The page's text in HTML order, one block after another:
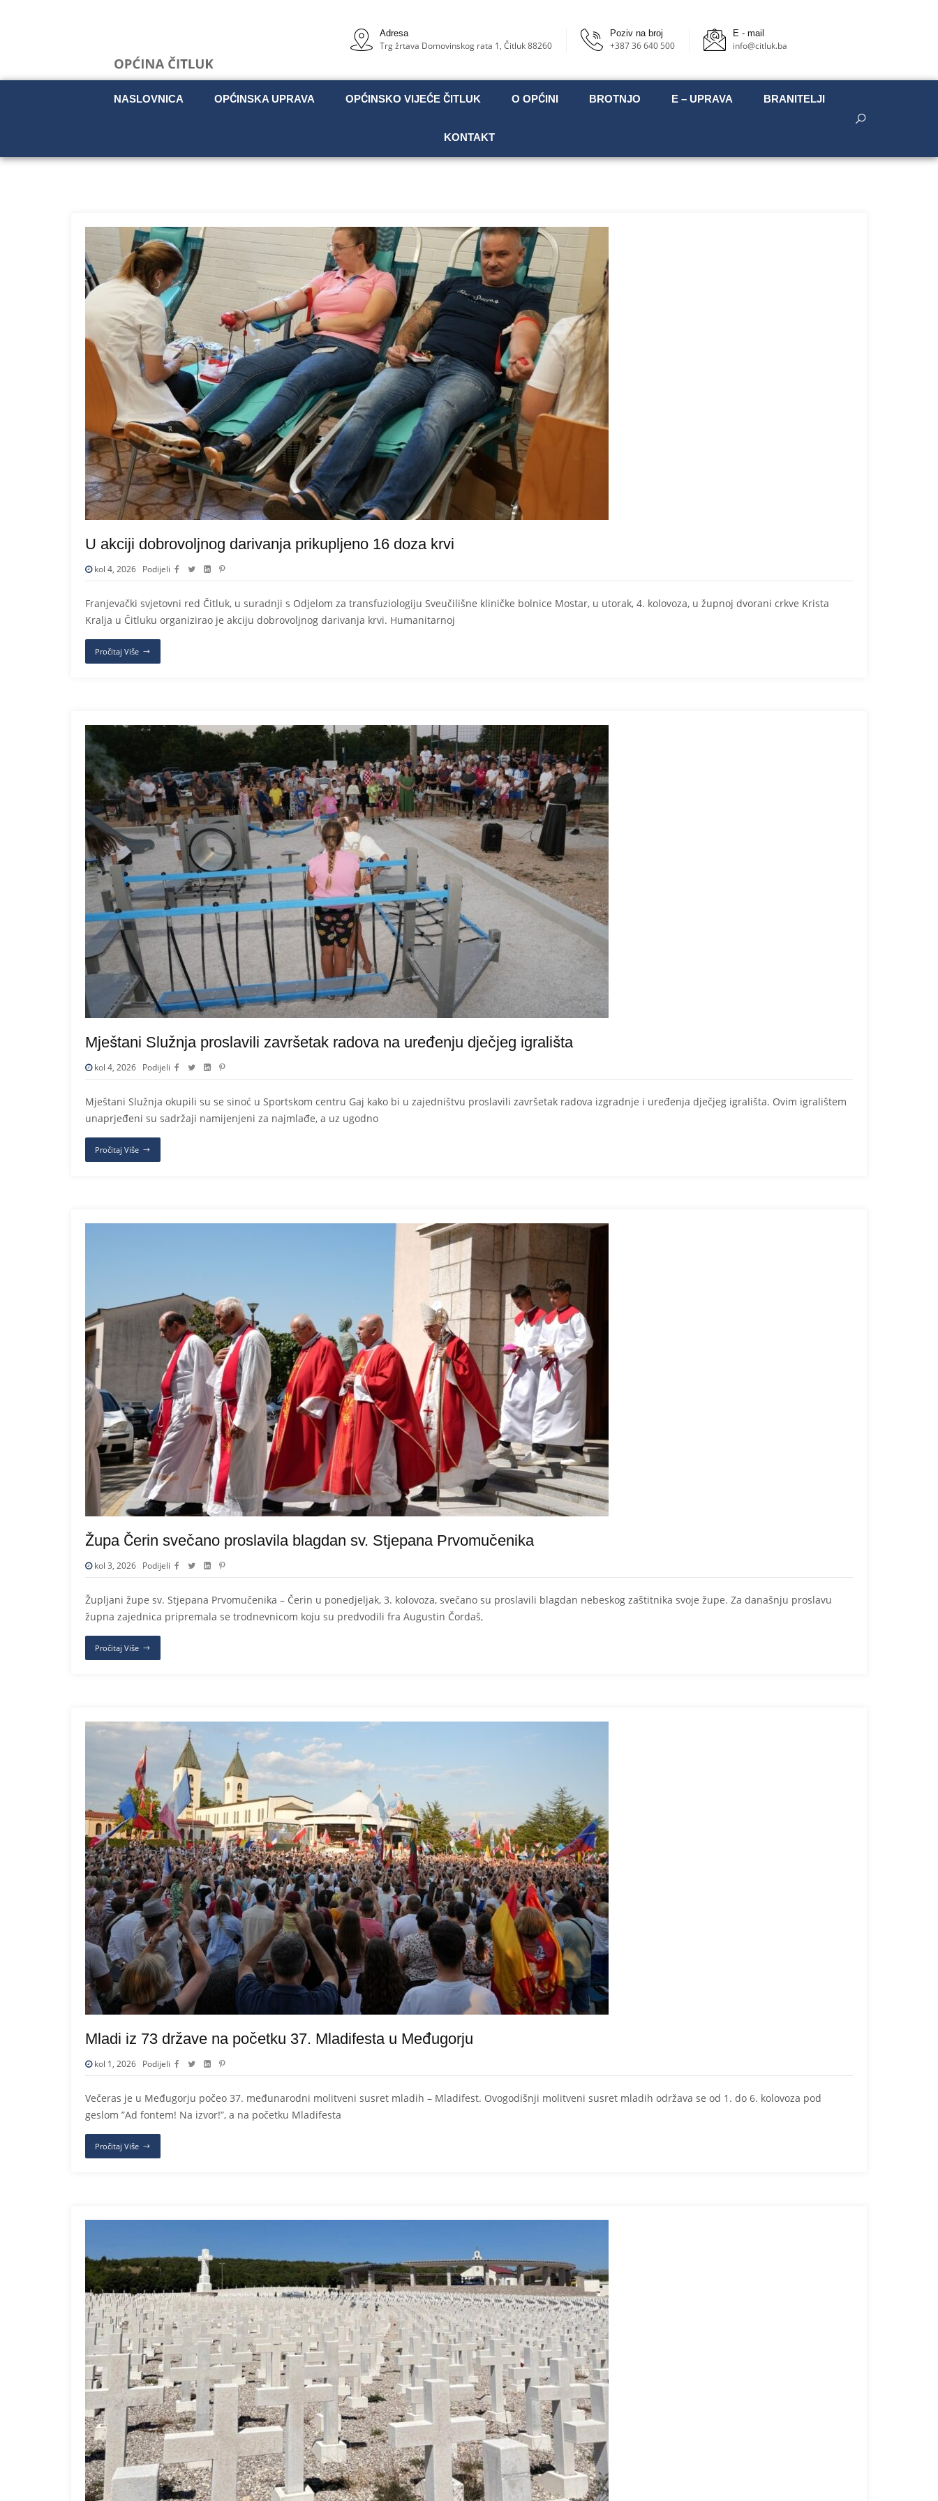
Adresa
Trg žrtava Domovinskog rata 1, Čitluk 88260
Poziv na broj
+387 36 640 500
E - mail
info@citluk.ba
NASLOVNICA OPĆINSKA UPRAVA OPĆINSKO VIJEĆE ČITLUK O OPĆINI BROTNJO E – UPRAVA BRANITELJI
KONTAKT
U akciji dobrovoljnog darivanja prikupljeno 16 doza krvi
kol 4, 2026 Podijeli
Franjevački svjetovni red Čitluk, u suradnji s Odjelom za transfuziologiju Sveučilišne kliničke bolnice Mostar, u utorak, 4. kolovoza, u župnoj dvorani crkve Krista
Kralja u Čitluku organizirao je akciju dobrovoljnog darivanja krvi. Humanitarnoj
Pročitaj Više
Mještani Služnja proslavili završetak radova na uređenju dječjeg igrališta
kol 4, 2026 Podijeli
Mještani Služnja okupili su se sinoć u Sportskom centru Gaj kako bi u zajedništvu proslavili završetak radova izgradnje i uređenja dječjeg igrališta. Ovim igralištem
unaprjeđeni su sadržaji namijenjeni za najmlađe, a uz ugodno
Pročitaj Više
Župa Čerin svečano proslavila blagdan sv. Stjepana Prvomučenika
kol 3, 2026 Podijeli
Župljani župe sv. Stjepana Prvomučenika – Čerin u ponedjeljak, 3. kolovoza, svečano su proslavili blagdan nebeskog zaštitnika svoje župe. Za današnju proslavu
župna zajednica pripremala se trodnevnicom koju su predvodili fra Augustin Čordaš,
Pročitaj Više
Mladi iz 73 države na početku 37. Mladifesta u Međugorju
kol 1, 2026 Podijeli
Večeras je u Međugorju počeo 37. međunarodni molitveni susret mladih – Mladifest. Ovogodišnji molitveni susret mladih održava se od 1. do 6. kolovoza pod
geslom ”Ad fontem! Na izvor!”, a na početku Mladifesta
Pročitaj Više